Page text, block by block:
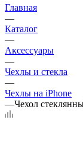
Главная
—
Каталог
—
Аксессуары
—
Чехлы и стекла
—
Чехлы на iPhone
—Чехол